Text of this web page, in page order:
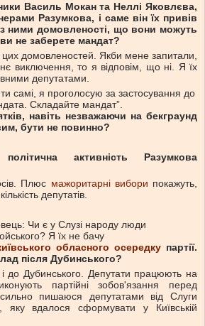
Василь Мокан та Неллі Яковлєва,
Разумкова, і саме він їх привів
ними домовленості, що вони можуть
не заберете мандат?
домовленостей. Якби мене запитали,
виключення, то я відповім, що ні. Я їх
депутатами.
самі, я проголосую за застосування до
Складайте мандат”.
навіть незважаючи на бекграунд
бути не повинно?
активність Разумкова
Плюс мажоритарні вибори покажуть,
депутатів.
обласного осередку партії.
після Дубинського?
до Дубинського. Депутати працюють на
партійні зобов'язання перед
пишаюся депутатами від Слуги
яку вдалося сформувати у Київській